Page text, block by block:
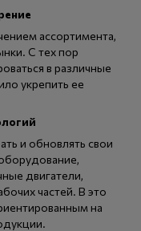
ассортимента,
С тех пор
в различные
укрепить ее
и обновлять свои
двигатели,
частей. В это
на